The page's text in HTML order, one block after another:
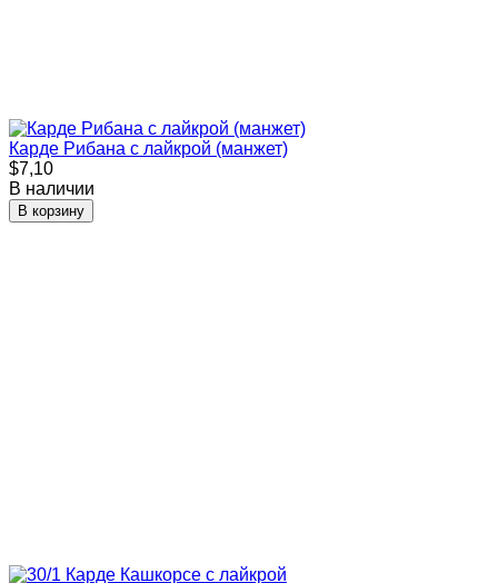
Карде Рибана с лайкрой (манжет)
$7,10
В наличии
В корзину